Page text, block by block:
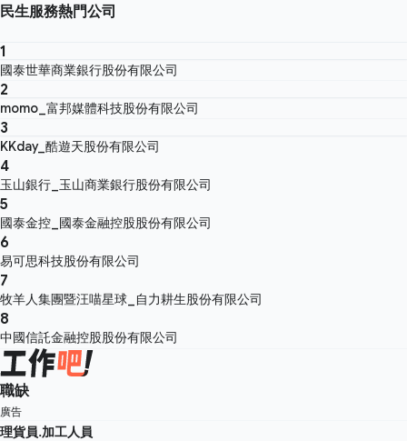
民生服務熱門公司
1
國泰世華商業銀行股份有限公司
2
momo_富邦媒體科技股份有限公司
3
KKday_酷遊天股份有限公司
4
玉山銀行_玉山商業銀行股份有限公司
5
國泰金控_國泰金融控股股份有限公司
6
易可思科技股份有限公司
7
牧羊人集團暨汪喵星球_自力耕生股份有限公司
8
中國信託金融控股股份有限公司
職缺
廣告
理貨員.加工人員